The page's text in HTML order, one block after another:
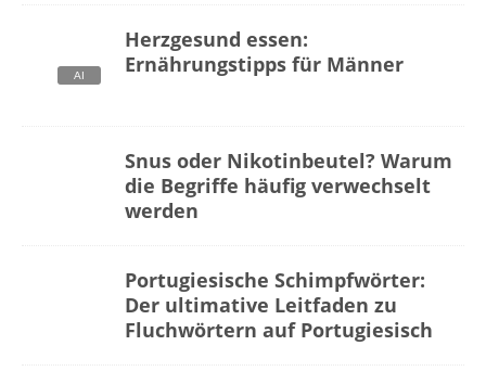
Herzgesund essen:
Ernährungstipps für Männer
Snus oder Nikotinbeutel? Warum
die Begriffe häufig verwechselt
werden
Portugiesische Schimpfwörter:
Der ultimative Leitfaden zu
Fluchwörtern auf Portugiesisch